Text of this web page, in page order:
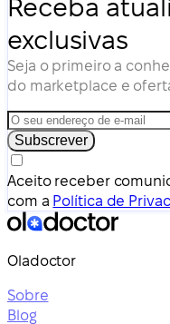
Receba
exclusivas
Seja o primeiro a
do marketplace e
Subscrever
Aceito receber
com a Política de
Oladoctor
Sobre
Blog